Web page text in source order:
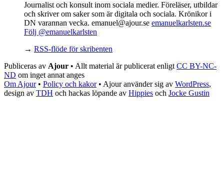
Journalist och konsult inom sociala medier. Föreläser, utbildar
och skriver om saker som är digitala och sociala. Krönikor i
DN varannan vecka. emanuel@ajour.se emanuelkarlsten.se
Följ @emanuelkarlsten
→ RSS-flöde för skribenten
Publiceras av Ajour • Allt material är publicerat enligt CC BY-NC-
ND om inget annat anges
Om Ajour• Policy och kakor• Ajour använder sig av WordPress,
design av TDH och hackas löpande av Hippies och Jocke Gustin